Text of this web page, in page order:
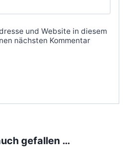
und Website in diesem
nächsten Kommentar
gefallen …